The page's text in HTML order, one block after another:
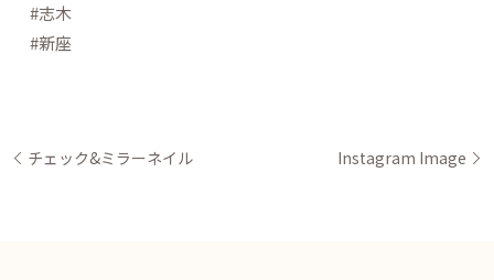
#志木
#新座
チェック&ミラーネイル Instagram Image